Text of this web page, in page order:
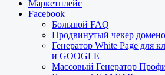
Маркетплейс
Facebook
Большой FAQ
Продвинутый чекер
Генератор White Page для
и GOOGLE
Массовый Генератор